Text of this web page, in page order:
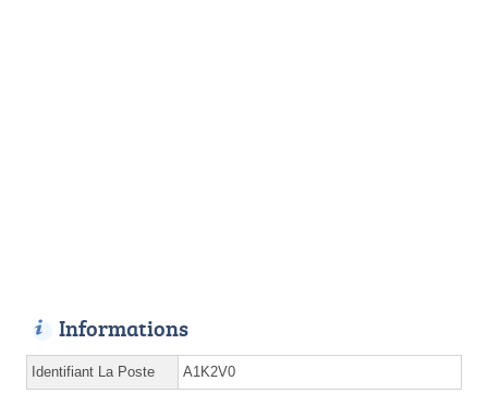
Informations
Identifiant La Poste A1K2V0